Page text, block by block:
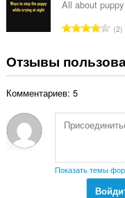
н
о
к
г
о
е
н
:
All about
В
г
ц
е
к
:
2
Отзывы
Комментариев: 5
Показать темы